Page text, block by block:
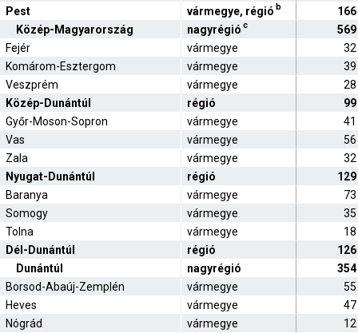
Pest
vármegye, régió b
166
Közép-Magyarország
nagyrégió c
569
Fejér
vármegye
32
Komárom-Esztergom
vármegye
39
Veszprém
vármegye
28
Közép-Dunántúl
régió
99
Győr-Moson-Sopron
vármegye
41
Vas
vármegye
56
Zala
vármegye
32
Nyugat-Dunántúl
régió
129
Baranya
vármegye
73
Somogy
vármegye
35
Tolna
vármegye
18
Dél-Dunántúl
régió
126
Dunántúl
nagyrégió
354
Borsod-Abaúj-Zemplén
vármegye
55
Heves
vármegye
47
Nógrád
vármegye
12